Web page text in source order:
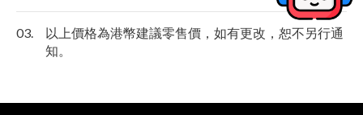
03.
以上價格為港幣建議零售價，如有更改，恕不另行通
知。